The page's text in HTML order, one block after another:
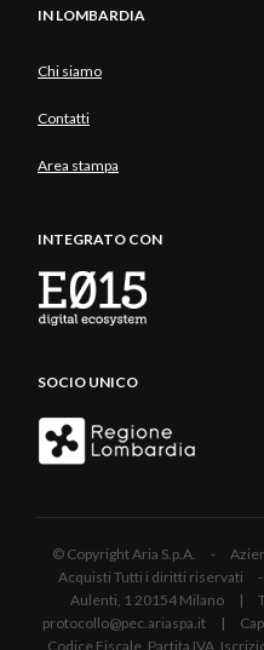
IN LOMBARDIA
Chi siamo
Contatti
Area stampa
INTEGRATO CON
SOCIO UNICO
© Copyright Aria S.p.A. -
Acquisti Tutti i diritti riservati -
Aulenti, 1 20154 Milano |
protocollo@pec.ariaspa.it |
Codice Fiscale, Partita IVA,